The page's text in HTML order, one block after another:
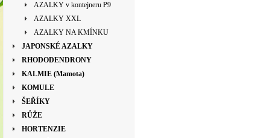
AZALKY v kontejneru P9
AZALKY XXL
AZALKY NA KMÍNKU
JAPONSKÉ AZALKY
RHODODENDRONY
KALMIE (Mamota)
KOMULE
ŠEŘÍKY
RŮŽE
HORTENZIE